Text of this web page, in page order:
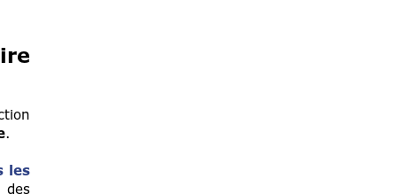
.
les
des